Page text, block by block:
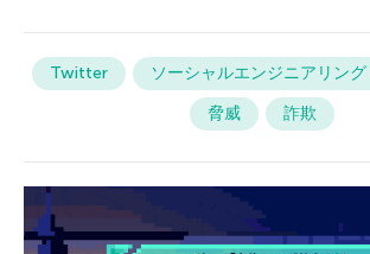
Twitter ソーシャルエンジニアリング
脅威
詐欺